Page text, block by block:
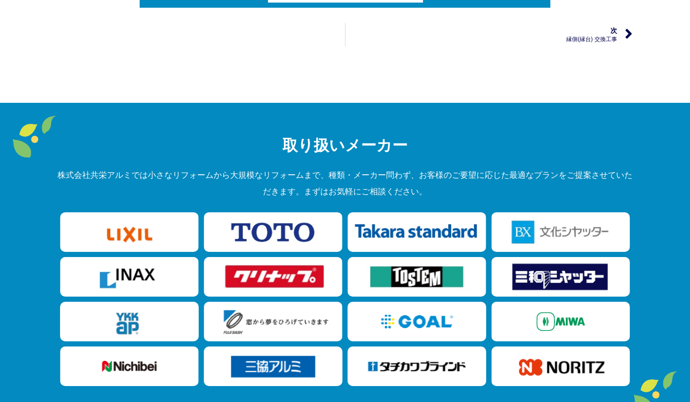
次
縁側(縁台) 交換工事
取り扱いメーカー
株式会社共栄アルミでは小さなリフォームから大規模なリフォームまで、種類・メーカー問わず、お客様のご要望に応じた最適なプランをご提案させていた
だきます。まずはお気軽にご相談ください。